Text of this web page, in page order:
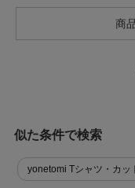
商
似た条件で検索
yonetomi Tシャツ・カッ